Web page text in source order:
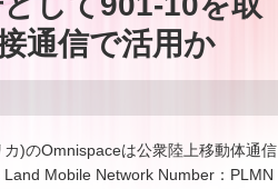
通信で活用か
カ)のOmnispaceは公衆陸上移動体通信
Land Mobile Network Number：PLMN